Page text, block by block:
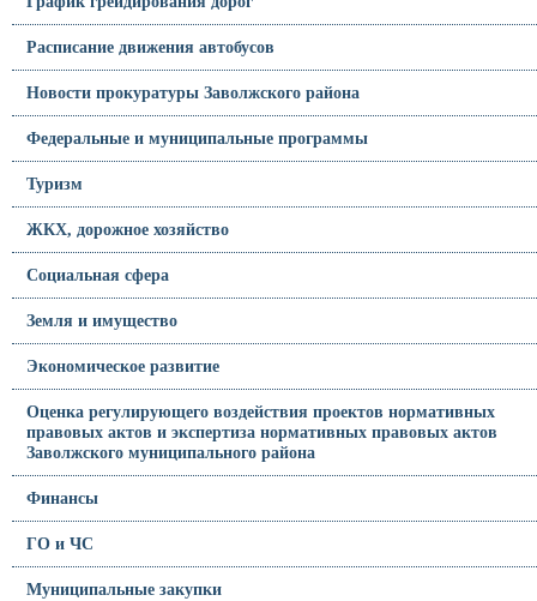
Расписание движения автобусов
Новости прокуратуры Заволжского района
Федеральные и муниципальные программы
Туризм
ЖКХ, дорожное хозяйство
Социальная сфера
Земля и имущество
Экономическое развитие
Оценка регулирующего воздействия проектов нормативных
правовых актов и экспертиза нормативных правовых актов
Заволжского муниципального района
Финансы
ГО и ЧС
Муниципальные закупки